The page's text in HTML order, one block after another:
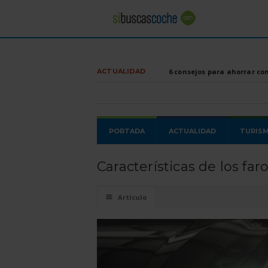
ACTUALIDAD 6 consejos para ahorrar
PORTADA ACTUALIDAD
Características de los
☰ Artículo